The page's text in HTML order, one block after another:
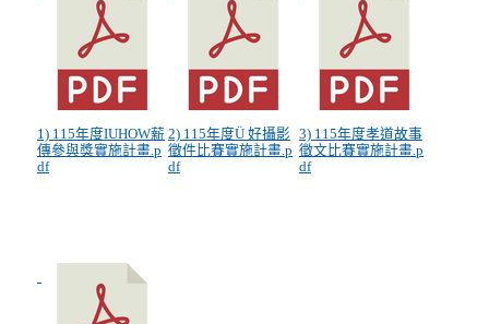
1) 115年度IUHOW薪
傳參與獎實施計畫.p
df
2) 115年度Ü 好攝影
徵件比賽實施計畫.p
df
3) 115年度孝道故事
徵文比賽實施計畫.p
df